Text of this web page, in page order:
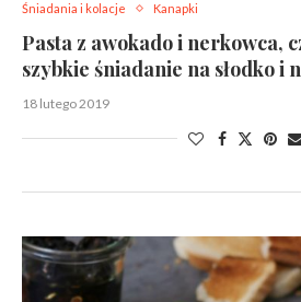
Śniadania i kolacje Kanapki
Pasta z awokado i nerkowca,
szybkie śniadanie na słodko i
18 lutego 2019